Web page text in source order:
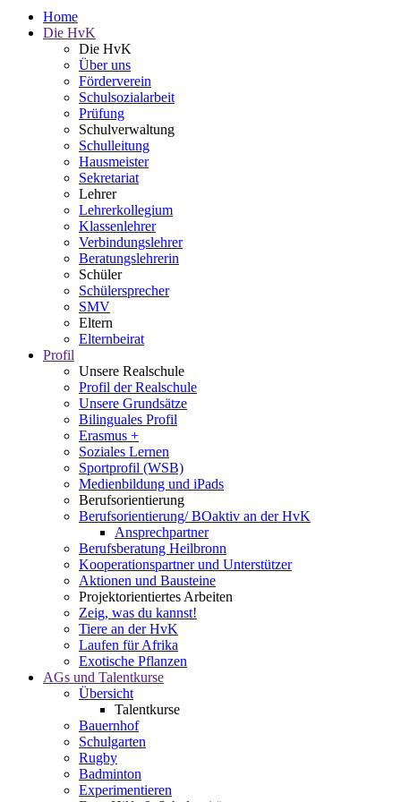
Home
Die HvK
Die HvK
Über uns
Förderverein
Schulsozialarbeit
Prüfung
Schulverwaltung
Schulleitung
Hausmeister
Sekretariat
Lehrer
Lehrerkollegium
Klassenlehrer
Verbindungslehrer
Beratungslehrerin
Schüler
Schülersprecher
SMV
Eltern
Elternbeirat
Profil
Unsere Realschule
Profil der Realschule
Unsere Grundsätze
Bilinguales Profil
Erasmus +
Soziales Lernen
Sportprofil (WSB)
Medienbildung und iPads
Berufsorientierung
Berufsorientierung/ BOaktiv an der HvK
Ansprechpartner
Berufsberatung Heilbronn
Kooperationspartner und Unterstützer
Aktionen und Bausteine
Projektorientiertes Arbeiten
Zeig, was du kannst!
Tiere an der HvK
Laufen für Afrika
Exotische Pflanzen
AGs und Talentkurse
Übersicht
Talentkurse
Bauernhof
Schulgarten
Rugby
Badminton
Experimentieren